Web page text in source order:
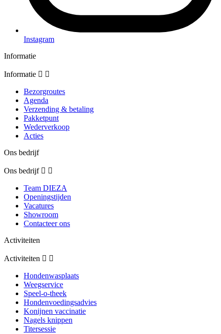
Instagram
Informatie
Informatie  
Bezorgroutes
Agenda
Verzending & betaling
Pakketpunt
Wederverkoop
Acties
Ons bedrijf
Ons bedrijf  
Team DIEZA
Openingstijden
Vacatures
Showroom
Contacteer ons
Activiteiten
Activiteiten  
Hondenwasplaats
Weegservice
Speel-o-theek
Hondenvoedingsadvies
Konijnen vaccinatie
Nagels knippen
Titersessie